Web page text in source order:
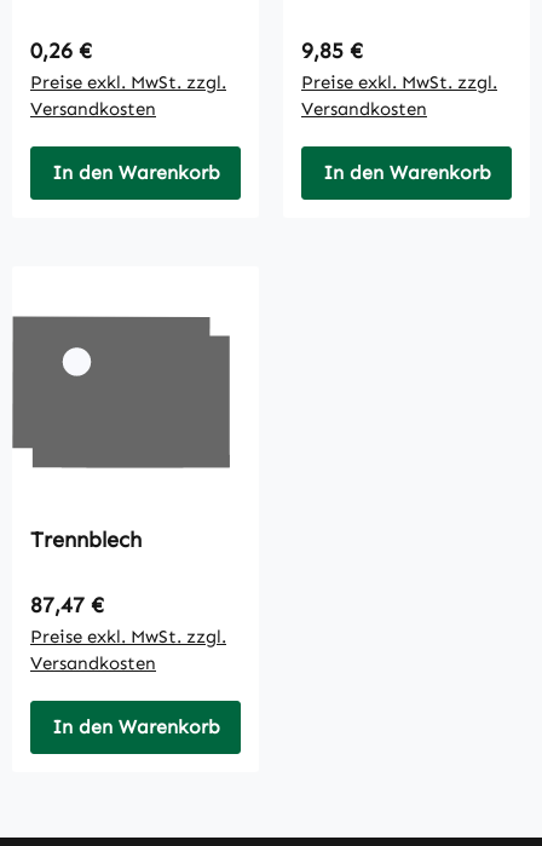
Regulärer Preis:
0,26 €
Preise exkl. MwSt. zzgl.
Versandkosten
In den Warenkorb
Regulärer Preis:
9,85 €
Preise exkl. MwSt. zzgl.
Versandkosten
In den Warenkorb
Trennblech
Regulärer Preis:
87,47 €
Preise exkl. MwSt. zzgl.
Versandkosten
In den Warenkorb